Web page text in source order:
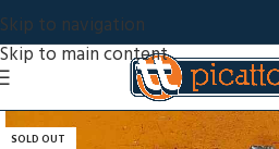
Skip to navigation
Skip to main content
SOLD OUT